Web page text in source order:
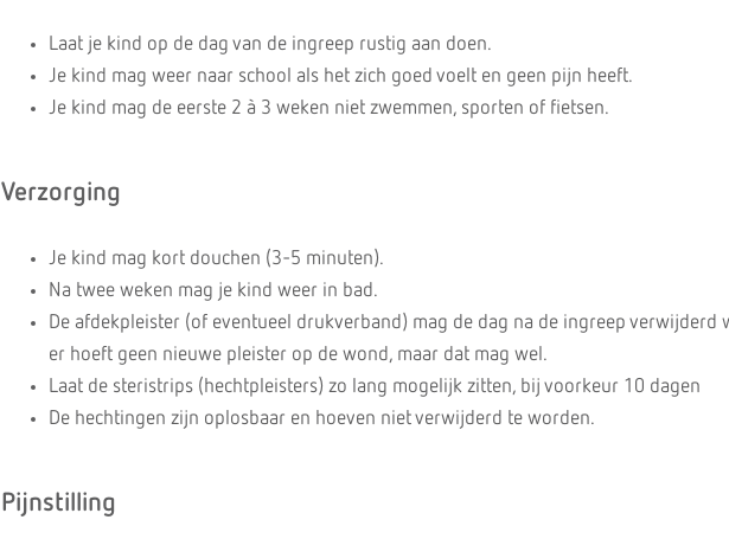
Laat je kind op de dag van de ingreep rustig aan doen.
Je kind mag weer naar school als het zich goed voelt en geen pijn heeft.
Je kind mag de eerste 2 à 3 weken niet zwemmen, sporten of fietsen.
Verzorging
Je kind mag kort douchen (3-5 minuten).
Na twee weken mag je kind weer in bad.
De afdekpleister (of eventueel drukverband) mag de dag na de ingreep verwijderd
er hoeft geen nieuwe pleister op de wond, maar dat mag wel.
Laat de steristrips (hechtpleisters) zo lang mogelijk zitten, bij voorkeur 10 dagen
De hechtingen zijn oplosbaar en hoeven niet verwijderd te worden.
Pijnstilling